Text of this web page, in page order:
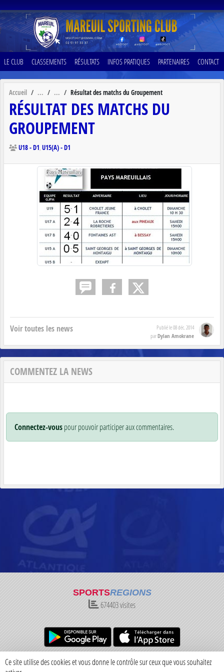
LE CLUB CLASSEMENTS RÉSULTATS INFOS PRATIQUES PARTENAIRES CONTACT
Accueil Résultat des matchs du Groupement
RÉSULTAT DES MATCHS DU
GROUPEMENT
U18 - D1 U15(A) - D1
Voir toutes les news Publié le08 déc. 2014
parDylan Amokrane
COMMENTEZ LA NEWS
Connectez-vouspour pouvoir participer aux commentaires.
SPORTSREGIONS
674403visites
Charte cookies Gestion des cookies
Ce site utilise des cookies et vous donne le contrôle sur ceux que vous souhaitez